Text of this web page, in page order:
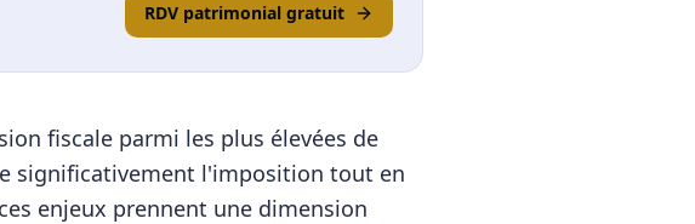
RDV patrimonial gratuit
fiscale parmi les plus élevées de
significativement l'imposition tout en
enjeux prennent une dimension